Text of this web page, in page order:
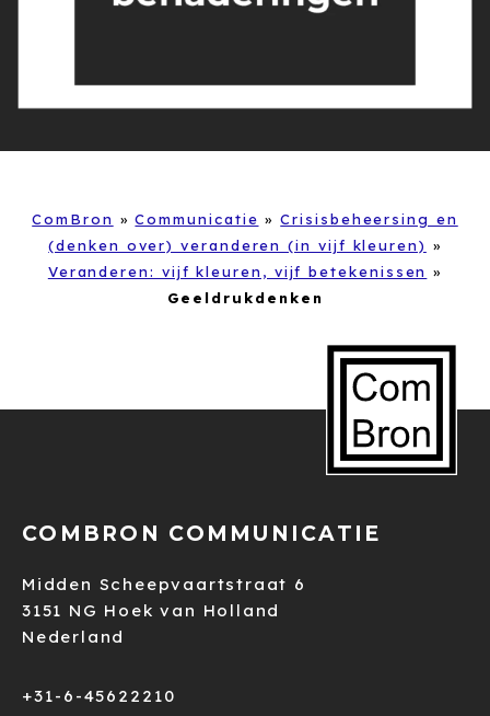
ComBron »Communicatie »Crisisbeheersing en
(denken over) veranderen (in vijf kleuren) »
Veranderen: vijf kleuren, vijf betekenissen »
Geeldrukdenken
COMBRON COMMUNICATIE
Midden Scheepvaartstraat 6
3151 NG Hoek van Holland
Nederland
+31-6-45622210